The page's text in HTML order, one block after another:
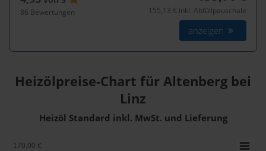
86 Bewertungen 155,13 € inkl. Abfüllpauschale
anzeigen
Heizölpreise-Chart für Altenberg bei
Linz
Heizöl Standard inkl. MwSt. und Lieferung
170,00 €